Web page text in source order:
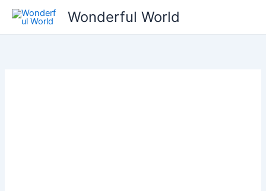
츠
Wonderful World